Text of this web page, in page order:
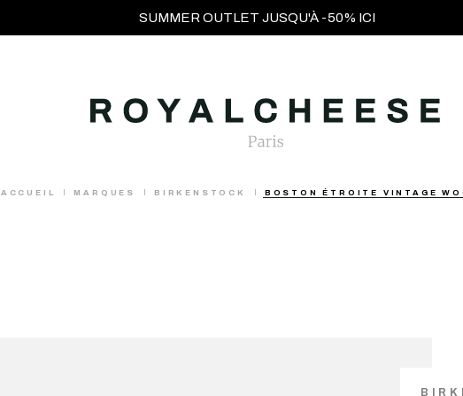
SUMMER OUTLET JUSQU'À -50% ICI
ACCUEIL MARQUES BIRKENSTOCK BOSTON ÉTROITE VINTAGE